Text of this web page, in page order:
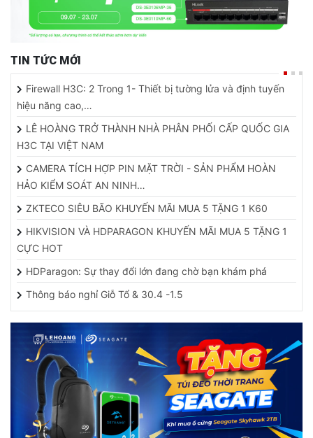
TIN TỨC MỚI
hiệu năng cao,…
LÊ HOÀNG TRỞ THÀNH NHÀ PHÂN PHỐI CẤP QUỐC GIA
H3C TẠI VIỆT NAM
CAMERA TÍCH HỢP PIN MẶT TRỜI - SẢN PHẨM HOÀN
HẢO KIỂM SOÁT AN NINH…
ZKTECO SIÊU BÃO KHUYẾN MÃI MUA 5 TẶNG 1 K60
HIKVISION VÀ HDPARAGON KHUYẾN MÃI MUA 5 TẶNG 1
CỰC HOT
HDParagon: Sự thay đổi lớn đang chờ bạn khám phá
Thông báo nghỉ Giỗ Tổ & 30.4 -1.5